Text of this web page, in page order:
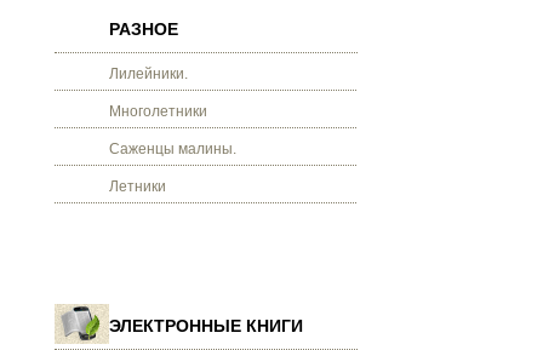
РАЗНОЕ
Лилейники.
Многолетники
Саженцы малины.
Летники
ЭЛЕКТРОННЫЕ КНИГИ